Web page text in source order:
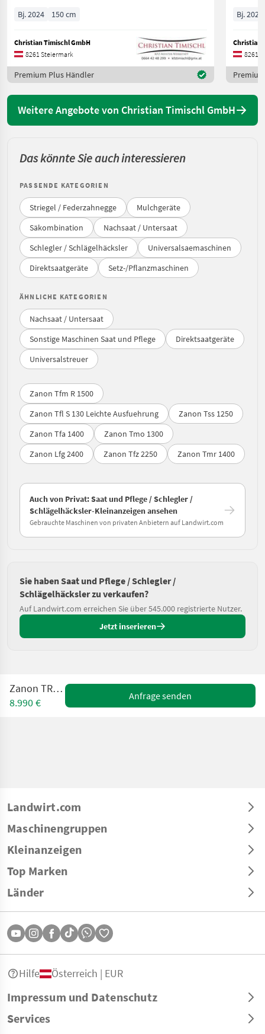
Bj. 2024 150 cm
Christian Timischl GmbH
8261 Steiermark
Premium Plus Händler
Bj. 2024
Christian
8261
Weitere Angebote von Christian Timischl GmbH
Das könnte Sie auch interessieren
PASSENDE KATEGORIEN
Striegel / Federzahnegge
Mulchgeräte
Säkombination
Nachsaat / Untersaat
Schlegler / Schlägelhäcksler
Universalsaemaschinen
Direktsaatgeräte
Setz-/Pflanzmaschinen
ÄHNLICHE KATEGORIEN
Nachsaat / Untersaat
Sonstige Maschinen Saat und Pflege
Direktsaatgeräte
Universalstreuer
Zanon Tfm R 1500
Zanon Tfl S 130 Leichte Ausfuehrung
Zanon Tss 1250
Zanon Tfa 1400
Zanon Tmo 1300
Zanon Lfg 2400
Zanon Tfz 2250 Zanon Tmr 1400
Auch von Privat: Saat und Pflege / Schlegler /
Schlägelhäcksler-Kleinanzeigen ansehen
Gebrauchte Maschinen von privaten Anbietern auf Landwirt.com
Sie haben Saat und Pflege / Schlegler /
Schlägelhäcksler zu verkaufen?
Auf Landwirt.com erreichen Sie über 545.000 registrierte Nutzer.
Jetzt inserieren
Zanon TRP 2800
8.990 €
Anfrage senden
Landwirt.com
Maschinengruppen
Kleinanzeigen
Top Marken
Länder
Impressum und Datenschutz
Services
Hilfe Österreich | EUR